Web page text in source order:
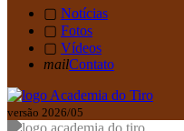
▢ Notícias
▢ Fotos
▢ Vídeos
mailContato
versão 2026/05